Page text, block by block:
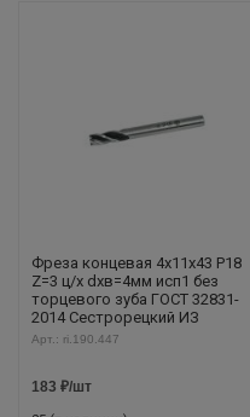
Фреза концевая 4х11х43 Р18
Z=3 ц/х dхв=4мм исп1 без
торцевого зуба ГОСТ 32831-
2014 Сестрорецкий ИЗ
Арт.: ri.190.447
183 ₽/шт